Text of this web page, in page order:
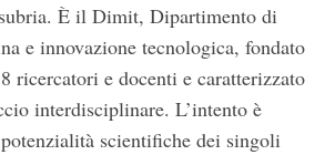
È il Dimit, Dipartimento di
e innovazione tecnologica, fondato
ricercatori e docenti e caratterizzato
interdisciplinare. L’intento è
scientifiche dei singoli